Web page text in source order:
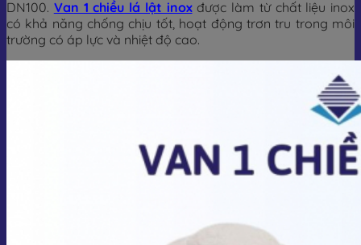
DN100. Van 1 chiều lá lật inoxđược làm từ chất liệu inox
có khả năng chống chịu tốt, hoạt động trơn tru trong môi
trường có áp lực và nhiệt độ cao.